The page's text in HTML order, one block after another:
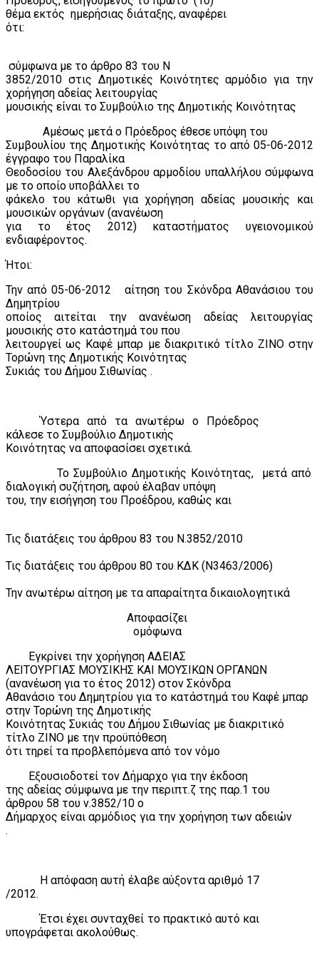
θέμα εκτός ημερήσιας διάταξης, αναφέρει
ότι:
σύμφωνα με το άρθρο 83 του Ν
3852/2010 στις Δημοτικές Κοινότητες αρμόδιο για την
χορήγηση αδείας λειτουργίας
μουσικής είναι το Συμβούλιο της Δημοτικής Κοινότητας
Αμέσως μετά ο Πρόεδρος έθεσε υπόψη του
Συμβουλίου της Δημοτικής Κοινότητας το από 05-06-2012
έγγραφο του Παραλίκα
Θεοδοσίου του Αλεξάνδρου αρμοδίου υπαλλήλου σύμφωνα
με το οποίο υποβάλλει το
φάκελο του κάτωθι για χορήγηση αδείας μουσικής και
μουσικών οργάνων (ανανέωση
για το έτος 2012) καταστήματος υγειονομικού
ενδιαφέροντος.
Ήτοι:
Την από 05-06-2012
αίτηση του Σκόνδρα Αθανάσιου του
Δημητρίου
οποίος αιτείται την ανανέωση αδείας λειτουργίας
μουσικής στο κατάστημά του που
λειτουργεί ως Καφέ μπαρ με διακριτικό τίτλο ΖΙΝΟ στην
Τορώνη της Δημοτικής Κοινότητας
Συκιάς του Δήμου Σιθωνίας .
Ύστερα από τα ανωτέρω ο Πρόεδρος
κάλεσε το Συμβούλιο Δημοτικής
Κοινότητας να αποφασίσει σχετικά.
Το Συμβούλιο Δημοτικής Κοινότητας,
μετά από
διαλογική συζήτηση, αφού έλαβαν υπόψη
του, την εισήγηση του Προέδρου, καθώς και
Τις διατάξεις του άρθρου 83 του Ν.3852/2010
Τις διατάξεις του άρθρου 80 του ΚΔΚ (Ν3463/2006)
Την ανωτέρω αίτηση με τα απαραίτητα δικαιολογητικά
Αποφασίζει
ομόφωνα
Εγκρίνει την χορήγηση ΑΔΕΙΑΣ
ΛΕΙΤΟΥΡΓΙΑΣ ΜΟΥΣΙΚΗΣ ΚΑΙ ΜΟΥΣΙΚΩΝ ΟΡΓΑΝΩΝ
(ανανέωση για το έτος 2012) στον Σκόνδρα
Αθανάσιο του Δημητρίου για το κατάστημά του Καφέ μπαρ
στην Τορώνη της Δημοτικής
Κοινότητας Συκιάς του Δήμου Σιθωνίας με διακριτικό
τίτλο ΖΙΝΟ με την προϋπόθεση
ότι τηρεί τα προβλεπόμενα από τον νόμο
Εξουσιοδοτεί τον Δήμαρχο για την έκδοση
της αδείας σύμφωνα με την περιπτ.ζ της παρ.1 του
άρθρου 58 του ν.3852/10 ο
Δήμαρχος είναι αρμόδιος για την χορήγηση των αδειών
.
Η απόφαση αυτή έλαβε αύξοντα αριθμό 17
/2012.
Έτσι έχει συνταχθεί το πρακτικό αυτό και
υπογράφεται ακολούθως.